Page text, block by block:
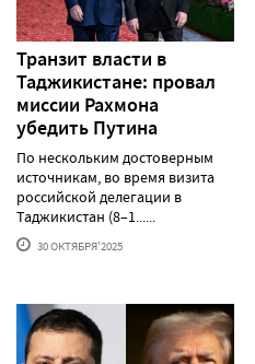
Транзит власти в
Таджикистане: провал
миссии Рахмона
убедить Путина
По нескольким достоверным
источникам, во время визита
российской делегации в
Таджикистан (8–1......
30 ОКТЯБРЯ'2025